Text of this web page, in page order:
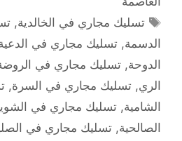
الوسوم
تسليك مجاري في الخالدية,
الدسمة, تسليك مجاري في
الدوحة, تسليك مجاري في
الري, تسليك مجاري في السرة,
الشامية, تسليك مجاري في
الصالحية, تسليك مجاري في